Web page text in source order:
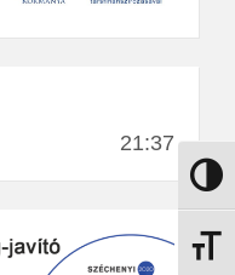
Nagy
21:37